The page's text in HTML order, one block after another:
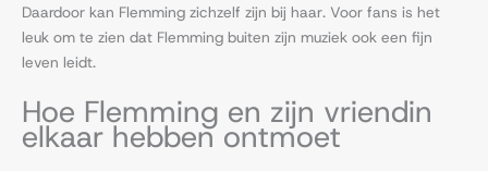
Daardoor kan Flemming zichzelf zijn bij haar. Voor fans is het
leuk om te zien dat Flemming buiten zijn muziek ook een fijn
leven leidt.
Hoe Flemming en zijn vriendin
elkaar hebben ontmoet